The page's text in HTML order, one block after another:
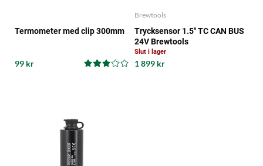
Termometer med clip 300mm
99 kr
Brewtools
Trycksensor 1.5" TC CAN BUS
24V Brewtools
Slut i lager
1 899 kr